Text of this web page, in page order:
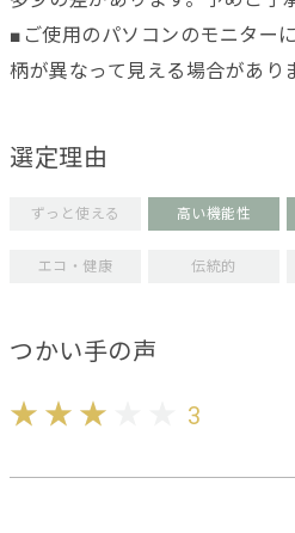
■ご使用のパソコンのモニター
柄が異なって見える場合があり
選定理由
ずっと使える 高い機能性
エコ・健康 伝統的
つかい手の声
3